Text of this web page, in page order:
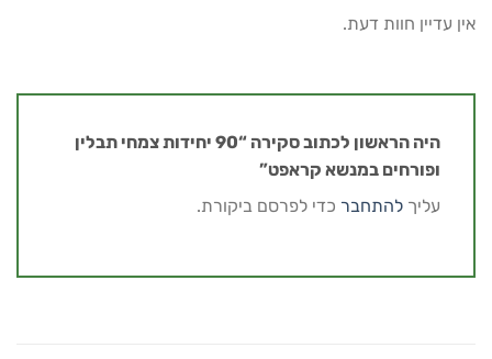
אין עדיין חוות דעת.
היה הראשון לכתוב סקירה “90 יחידות צמחי תבלין
ופורחים במנשא קראפט”
עליך להתחבר כדי לפרסם ביקורת.